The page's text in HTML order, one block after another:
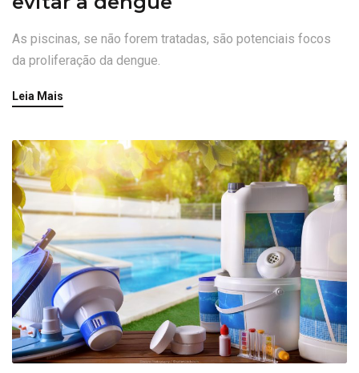
As piscinas, se não forem tratadas, são potenciais focos
da proliferação da dengue.
Leia Mais